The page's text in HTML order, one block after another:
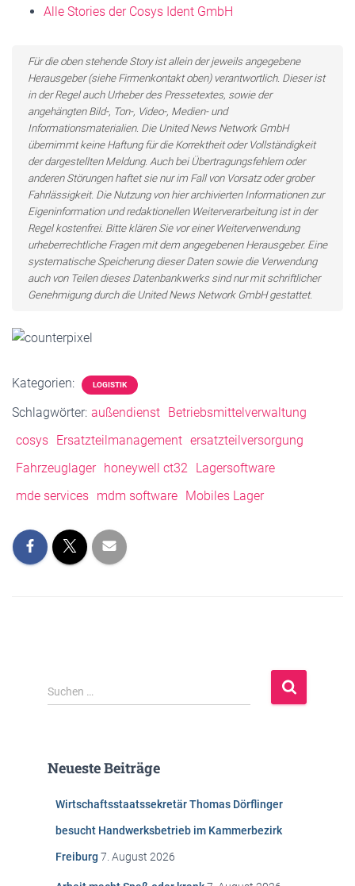
Alle Stories der Cosys Ident GmbH
Für die oben stehende Story ist allein der jeweils angegebene
Herausgeber (siehe Firmenkontakt oben) verantwortlich. Dieser ist
in der Regel auch Urheber des Pressetextes, sowie der
angehängten Bild-, Ton-, Video-, Medien- und
Informationsmaterialien. Die United News Network GmbH
übernimmt keine Haftung für die Korrektheit oder Vollständigkeit
der dargestellten Meldung. Auch bei Übertragungsfehlern oder
anderen Störungen haftet sie nur im Fall von Vorsatz oder grober
Fahrlässigkeit. Die Nutzung von hier archivierten Informationen zur
Eigeninformation und redaktionellen Weiterverarbeitung ist in der
Regel kostenfrei. Bitte klären Sie vor einer Weiterverwendung
urheberrechtliche Fragen mit dem angegebenen Herausgeber. Eine
systematische Speicherung dieser Daten sowie die Verwendung
auch von Teilen dieses Datenbankwerks sind nur mit schriftlicher
Genehmigung durch die United News Network GmbH gestattet.
Kategorien: LOGISTIK
Schlagwörter: außendienst
Betriebsmittelverwaltung
cosys
Ersatzteilmanagement ersatzteilversorgung
Fahrzeuglager
honeywell ct32
Lagersoftware
mde services mdm software Mobiles Lager
S
u
n
Suchen …
Neueste Beiträge
Wirtschaftsstaatssekretär Thomas Dörflinger
besucht Handwerksbetrieb im Kammerbezirk
Freiburg 7. August 2026